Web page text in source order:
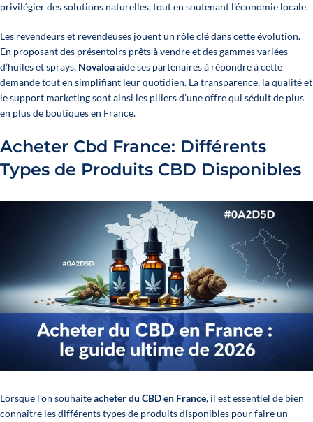
privilégier des solutions naturelles, tout en soutenant l’économie locale.
Les revendeurs et revendeuses jouent un rôle clé dans cette évolution.
En proposant des présentoirs prêts à vendre et des gammes variées
d’huiles et sprays, Novaloaaide ses partenaires à répondre à cette
demande tout en simplifiant leur quotidien. La transparence, la qualité et
le support marketing sont ainsi les piliers d’une offre qui séduit de plus
en plus de boutiques en France.
Acheter Cbd France: Différents
Types de Produits CBD Disponibles
Lorsque l’on souhaiteacheter du CBD en France, il est essentiel de bien
connaître les différents types de produits disponibles pour faire un